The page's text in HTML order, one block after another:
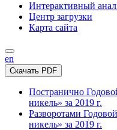
Интерактивный
Центр загрузки
Карта сайта
en
Скачать PDF
Постранично
никель» за 2019 г.
Разворотами
никель» за 2019 г.